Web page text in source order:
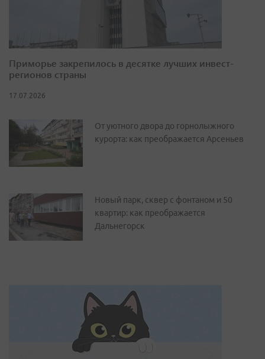
Приморье закрепилось в десятке лучших инвест-
регионов страны
17.07.2026
От уютного двора до горнолыжного
курорта: как преображается Арсеньев
Новый парк, сквер с фонтаном и 50
квартир: как преображается
Дальнегорск